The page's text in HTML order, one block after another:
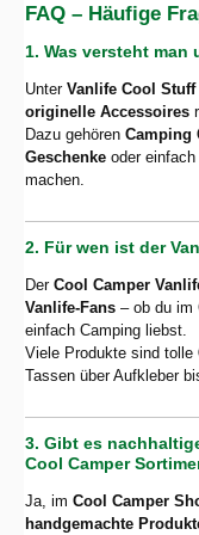
FAQ – Häufige
1. Was versteht man
Unter Vanlife Cool Stuff
originelle Accessoires
Dazu gehören Camping
Geschenke oder
machen.
2. Für wen ist der
Der Cool Camper
Vanlife-Fans – ob du im
einfach Camping liebst.
Viele Produkte sind tolle
Tassen über Aufkleber
3. Gibt es
Cool Camper
Ja, im Cool Camper
handgemachte